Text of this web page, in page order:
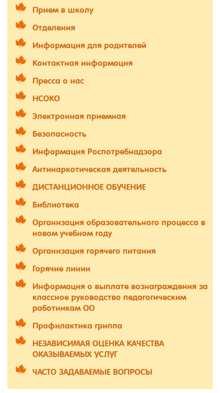
Прием в школу
Отделения
Информация для родителей
Контактная информация
Пресса о нас
НСОКО
Электронная приемная
Безопасность
Информация Роспотребнадзора
Антинаркотическая деятельность
ДИСТАНЦИОННОЕ ОБУЧЕНИЕ
Библиотека
Организация образовательного процесса в
новом учебном году
Организация горячего питания
Горячие линии
Информация о выплате вознаграждения за
классное руководство педагогическим
работникам ОО
Профилактика гриппа
НЕЗАВИСИМАЯ ОЦЕНКА КАЧЕСТВА
ОКАЗЫВАЕМЫХ УСЛУГ
ЧАСТО ЗАДАВАЕМЫЕ ВОПРОСЫ